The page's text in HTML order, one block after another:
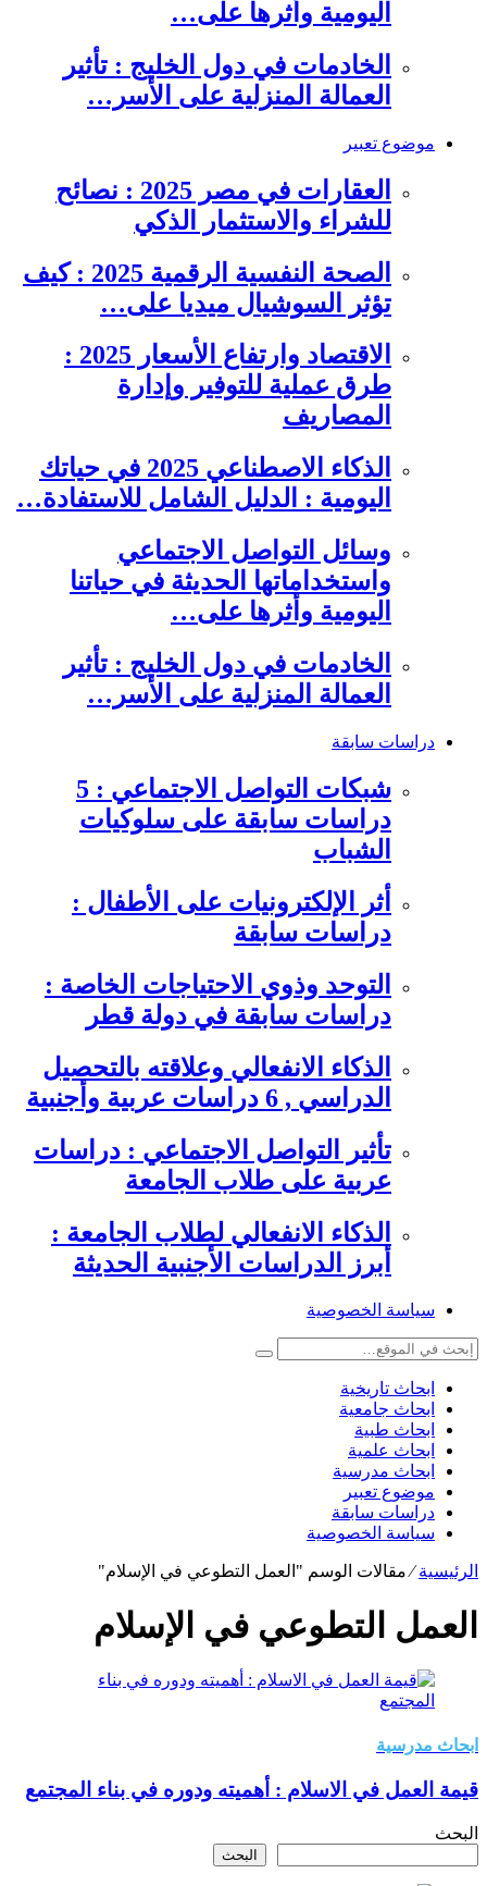
اليومية وأثرها على…
الخادمات في دول الخليج : تأثير
العمالة المنزلية على الأسر…
موضوع تعبير
العقارات في مصر 2025 : نصائح
للشراء والاستثمار الذكي
الصحة النفسية الرقمية 2025 : كيف
تؤثر السوشيال ميديا على…
الاقتصاد وارتفاع الأسعار 2025 :
طرق عملية للتوفير وإدارة
المصاريف
الذكاء الاصطناعي 2025 في حياتك
اليومية : الدليل الشامل للاستفادة…
وسائل التواصل الاجتماعي
واستخداماتها الحديثة في حياتنا
اليومية وأثرها على…
الخادمات في دول الخليج : تأثير
العمالة المنزلية على الأسر…
دراسات سابقة
شبكات التواصل الاجتماعي : 5
دراسات سابقة على سلوكيات
الشباب
أثر الإلكترونيات على الأطفال :
دراسات سابقة
التوحد وذوي الاحتياجات الخاصة :
دراسات سابقة في دولة قطر
الذكاء الانفعالي وعلاقته بالتحصيل
الدراسي , 6 دراسات عربية وأجنبية
تأثير التواصل الاجتماعي : دراسات
عربية على طلاب الجامعة
الذكاء الانفعالي لطلاب الجامعة :
أبرز الدراسات الأجنبية الحديثة
سياسة الخصوصية
ابحاث تاريخية
ابحاث جامعية
ابحاث طبية
ابحاث علمية
ابحاث مدرسية
موضوع تعبير
دراسات سابقة
سياسة الخصوصية
الرئيسية⁄مقالات الوسم "العمل التطوعي في الإسلام"
العمل التطوعي في الإسلام
ابحاث مدرسية
قيمة العمل في الاسلام : أهميته ودوره في بناء المجتمع
البحث
البحث